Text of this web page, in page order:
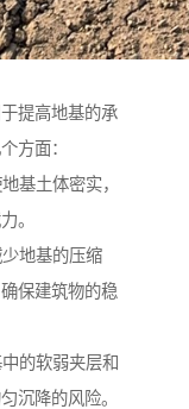
提高地基的承
方面：
基土体密实，
。
地基的压缩
保建筑物的稳
的软弱夹层和
沉降的风险。